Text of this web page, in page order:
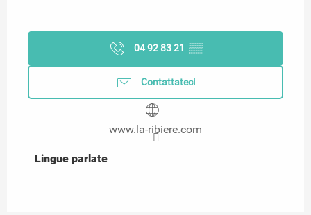
04 92 83 21 ▒▒
Contattateci
www.la-ribiere.com
Lingue parlate
Lingue parlate